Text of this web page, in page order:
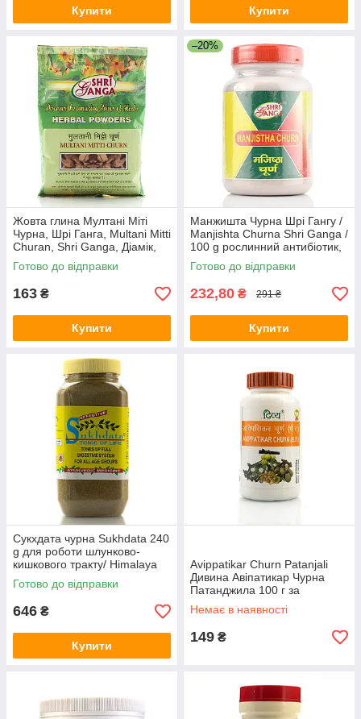
Купити Купити
Жовта глина Мултані Міті
Чурна, Шрі Ганга, Multani Mitti
Churan, Shri Ganga, Діамік,
100 г
Готово до відправки
163 ₴
Купити
–20%
Манжишта Чурна Шрі Гангу /
Manjishta Churna Shri Ganga /
100 g рослинний антибіотик,
для шкіри та крові
Готово до відправки
232,80 ₴ 291 ₴
Купити
Сукхдата чурна Sukhdata 240
g для роботи шлунково-
кишкового тракту/ Himalaya
від закрепів, очищення,
детокс
Готово до відправки
646 ₴
Купити
Avippatikar Churn Patanjali
Дивина Авіпатикар Чурна
Патанджила 100 г за
підвищеної кислотності, для
ШКТ
Немає в наявності
149 ₴